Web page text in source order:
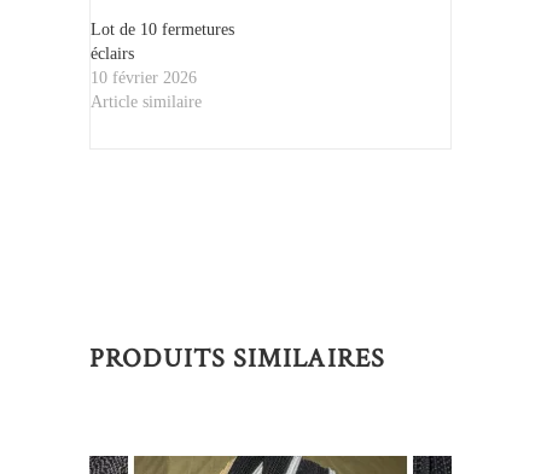
Lot de 10 fermetures
éclairs
10 février 2026
Article similaire
PRODUITS SIMILAIRES